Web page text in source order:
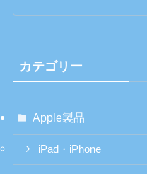
カテゴリー
Apple製品
iPad・iPhone